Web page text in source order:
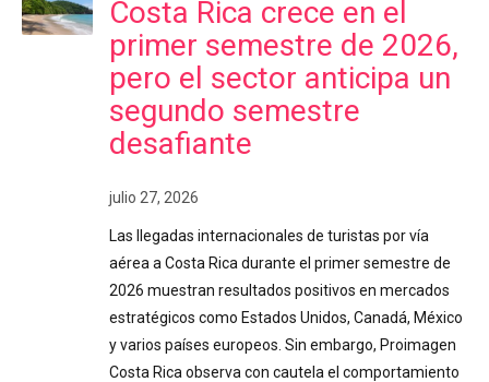
Costa Rica crece en el
primer semestre de 2026,
pero el sector anticipa un
segundo semestre
desafiante
julio 27, 2026
Las llegadas internacionales de turistas por vía
aérea a Costa Rica durante el primer semestre de
2026 muestran resultados positivos en mercados
estratégicos como Estados Unidos, Canadá, México
y varios países europeos. Sin embargo, Proimagen
Costa Rica observa con cautela el comportamiento